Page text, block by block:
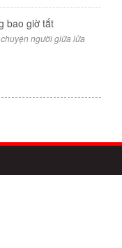
bao giờ tắt
người giữa lửa